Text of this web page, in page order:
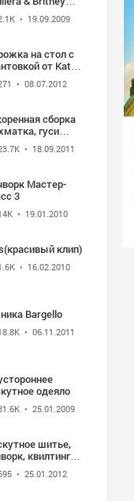
- MTV 2003
• 19.09.2009
на стол с
от Kate's
• 08.07.2012
сборка
гуси
• 18.09.2011
Мастер-
3
• 19.01.2010
клип)
• 16.02.2010
Bargello
• 06.11.2011
одеяло
• 25.01.2009
шитье,
квилтинг
• 25.01.2012